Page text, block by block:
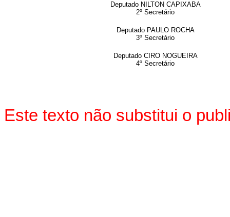
Deputado NILTON CAPIXABA
2º Secretário
Deputado PAULO ROCHA
3º Secretário
Deputado CIRO NOGUEIRA
4º Secretário
Este texto não substitui o